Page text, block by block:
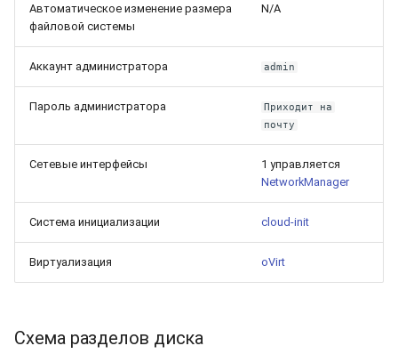
Автоматическое изменение размера
файловой системы
N/A
Аккаунт администратора admin
Пароль администратора
Приходит на
почту
Сетевые интерфейсы
1 управляется
NetworkManager
Система инициализации cloud-init
Виртуализация oVirt
Схема разделов диска